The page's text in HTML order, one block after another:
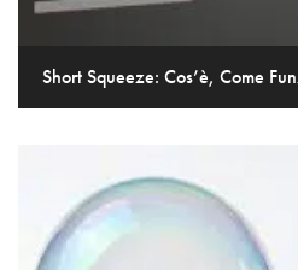
Short Squeeze: Cos’è, Come